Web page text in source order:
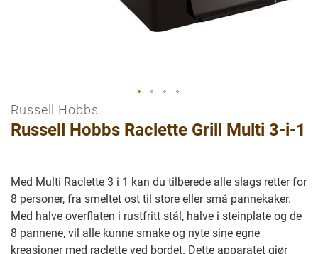
Gå
til
bilder
galleriet
Russell Hobbs
Russell Hobbs Raclette Grill Multi 3-i-1
Med Multi Raclette 3 i 1 kan du tilberede alle slags retter for
8 personer, fra smeltet ost til store eller små pannekaker.
Med halve overflaten i rustfritt stål, halve i steinplate og de
8 pannene, vil alle kunne smake og nyte sine egne
kreasjoner med raclette ved bordet. Dette apparatet gjør